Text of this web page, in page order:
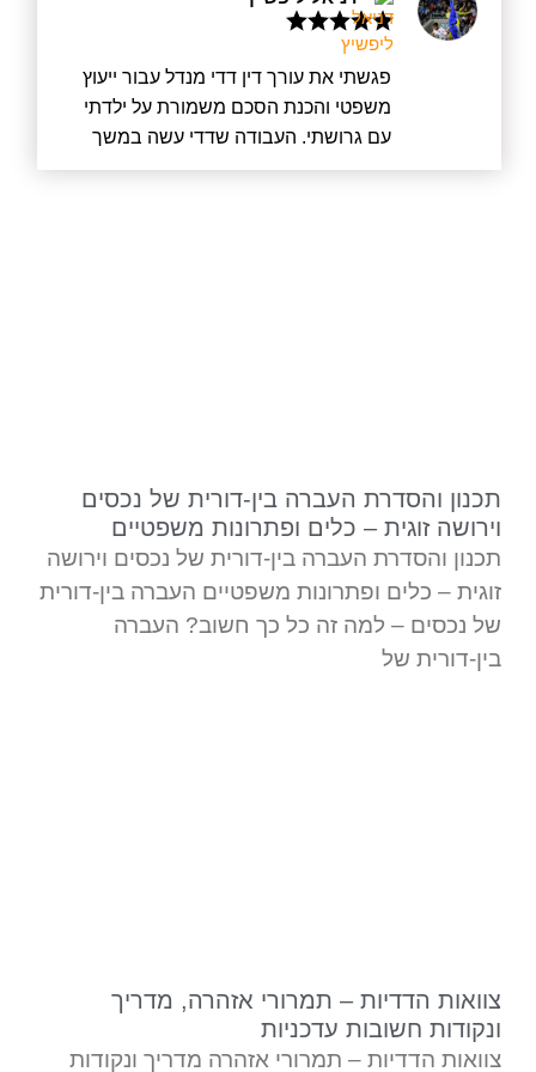
פגשתי את עורך דין דדי מנדל עבור ייעוץ
משפטי והכנת הסכם משמורת על ילדתי
עם גרושתי. העבודה שדדי עשה במשך
מעל חצי שנה הייתה מעוררת כבוד. לא רק
תכנון והסדרת העברה בין-דורית של נכסים
וירושה זוגית – כלים ופתרונות משפטיים
תכנון והסדרת העברה בין-דורית של נכסים וירושה
זוגית – כלים ופתרונות משפטיים העברה בין-דורית
של נכסים – למה זה כל כך חשוב? העברה
בין-דורית של
צוואות הדדיות – תמרורי אזהרה, מדריך
ונקודות חשובות עדכניות
צוואות הדדיות – תמרורי אזהרה מדריך ונקודות